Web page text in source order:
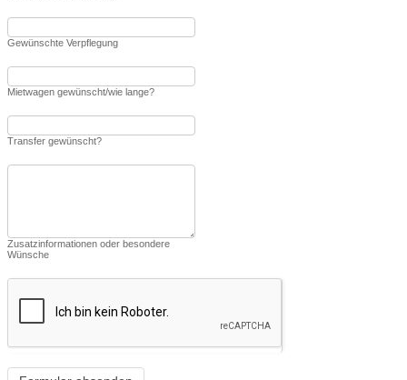
Gewünschte Verpflegung
Mietwagen gewünscht/wie lange?
Transfer gewünscht?
Zusatzinformationen oder besondere
Wünsche